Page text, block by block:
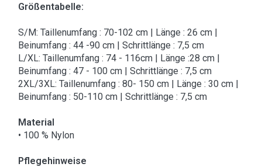
Größentabelle:
S/M: Taillenumfang : 70-102 cm | Länge : 26 cm |
Beinumfang : 44 -90 cm | Schrittlänge : 7,5 cm
L/XL: Taillenumfang : 74 - 116cm | Länge :28 cm |
Beinumfang : 47 - 100 cm | Schrittlänge : 7,5 cm
2XL/3XL: Taillenumfang : 80- 150 cm | Länge : 30 cm |
Beinumfang : 50-110 cm | Schrittlänge : 7,5 cm
Material
• 100 % Nylon
Pflegehinweise